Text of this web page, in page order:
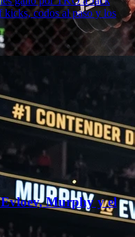
codos al paso y los
Murphy y el